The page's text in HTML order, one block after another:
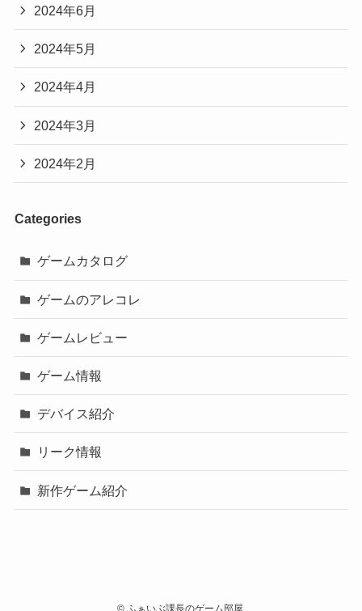
2024年6月
2024年5月
2024年4月
2024年3月
2024年2月
Categories
ゲームカタログ
ゲームのアレコレ
ゲームレビュー
ゲーム情報
デバイス紹介
リーク情報
新作ゲーム紹介
©ふぁいぶ課長のゲーム部屋.